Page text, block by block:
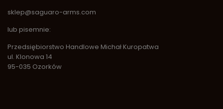
sklep@saguaro-arms.com
lub pisemnie:
Przedsiębiorstwo Handlowe Michał Kuropatwa
ul. Klonowa 14
95-035 Ozorków